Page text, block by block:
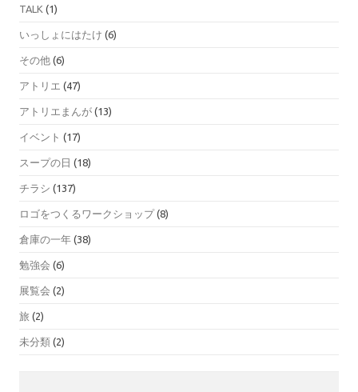
TALK (1)
いっしょにはたけ (6)
その他 (6)
アトリエ (47)
アトリエまんが (13)
イベント (17)
スープの日 (18)
チラシ (137)
ロゴをつくるワークショップ(8)
倉庫の一年 (38)
勉強会 (6)
展覧会 (2)
旅 (2)
未分類 (2)